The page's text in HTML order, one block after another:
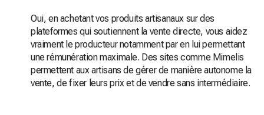
Oui, en achetant vos produits artisanaux sur des
plateformes qui soutiennent la vente directe, vous aidez
vraiment le producteur notamment par en lui permettant
une rémunération maximale. Des sites comme Mimelis
permettent aux artisans de gérer de manière autonome la
vente, de fixer leurs prix et de vendre sans intermédiaire.